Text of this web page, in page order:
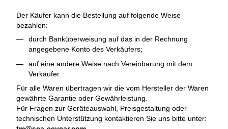
Der Käufer kann die Bestellung auf folgende Weise
bezahlen:
durch Banküberweisung auf das in der Rechnung
angegebene Konto des Verkäufers;
auf eine andere Weise nach Vereinbarung mit dem
Verkäufer.
Für alle Waren übertragen wir die vom Hersteller der Waren
gewährte Garantie oder Gewährleistung.
Für Fragen zur Geräteauswahl, Preisgestaltung oder
technischen Unterstützung kontaktieren Sie uns bitte unter: